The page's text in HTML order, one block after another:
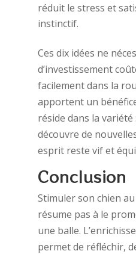
réduit le stress et
instinctif.
Ces dix idées ne
d’investissement
facilement dans la
apportent un
réside dans la variété
découvre de
esprit reste vif et
Conclusion
Stimuler son chien
résume pas à le
une balle.
permet de réfléchir,